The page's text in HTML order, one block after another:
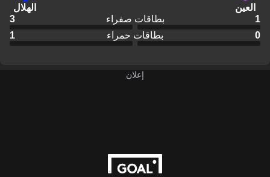
العين
الهلال
1
بطاقات صفراء
3
0
بطاقات حمراء 1
إعلان